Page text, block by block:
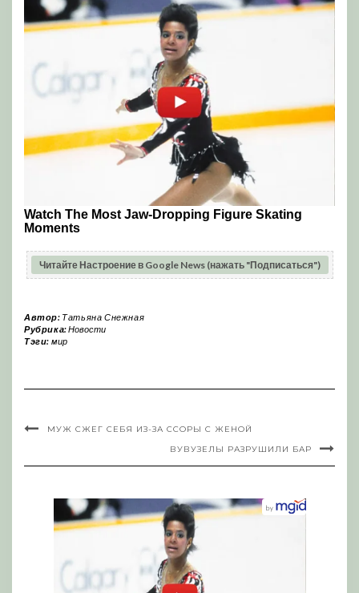
Читайте Настроение в Google News (нажать "Подписаться")
Автор: Татьяна Снежная
Рубрика:Новости
Тэги: мир
МУЖ СЖЕГ СЕБЯ ИЗ-ЗА ССОРЫ С ЖЕНОЙ
ВУВУЗЕЛЫ РАЗРУШИЛИ БАР